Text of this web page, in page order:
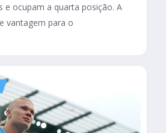
e ocupam a quarta posição. A
vantagem para o